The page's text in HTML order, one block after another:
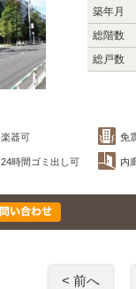
築年月
総階数
総戸数
楽器可 免
24時間ゴミ出し可 内
< 前へ